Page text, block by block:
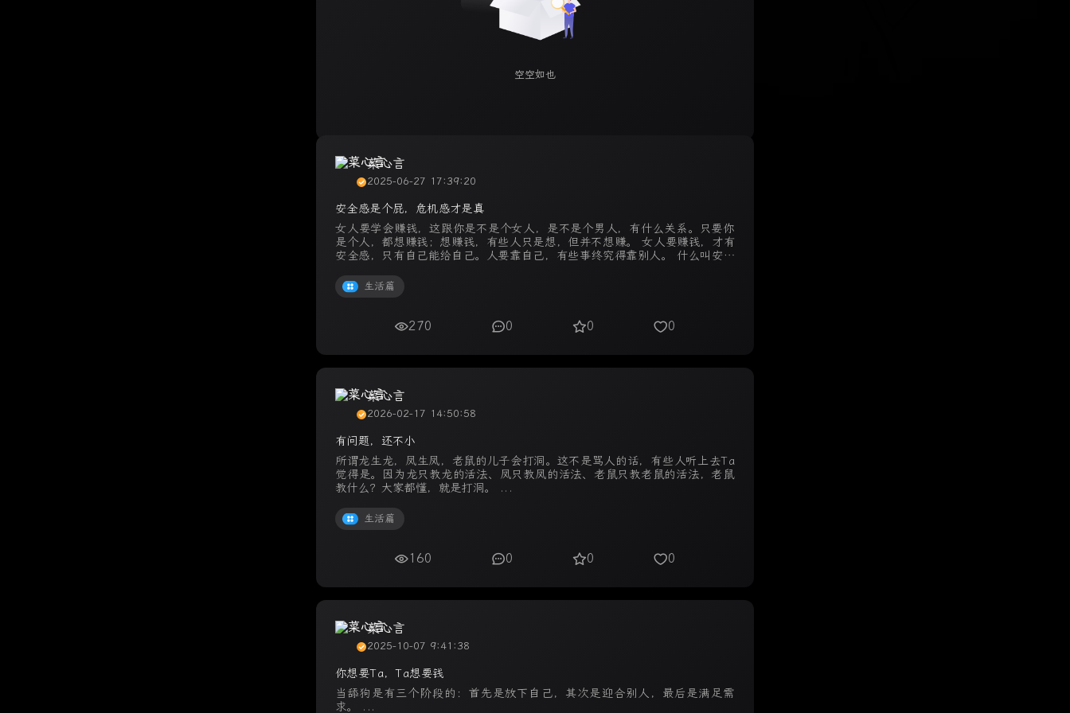
空空如也
菜心言
2025-06-27 17:39:20
安全感是个屁，危机感才是真
女人要学会赚钱，这跟你是不是个女人，是不是个男人，有什么关系。只要你
是个人，都想赚钱；想赚钱，有些人只是想，但并不想赚。 女人要赚钱，才有
安全感，只有自己能给自己。人要靠自己，有些事终究得靠别人。 什么叫安全
生活篇
270 0 0 0
菜心言
2026-02-17 14:50:58
有问题，还不小
所谓龙生龙，凤生凤，老鼠的儿子会打洞。这不是骂人的话，有些人听上去Ta
觉得是。因为龙只教龙的活法、凤只教凤的活法、老鼠只教老鼠的活法，老鼠
教什么？大家都懂，就是打洞。 ...
生活篇
160 0 0 0
菜心言
2025-10-07 9:41:38
你想要Ta，Ta想要钱
当舔狗是有三个阶段的：首先是放下自己，其次是迎合别人，最后是满足需
求。 ...